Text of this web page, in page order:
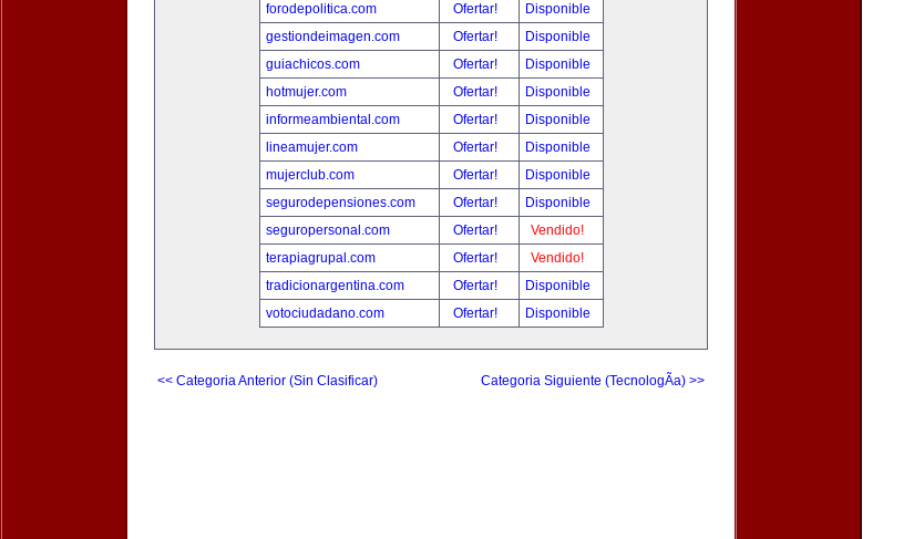
forodepolitica.com
Ofertar!
Disponible
gestiondeimagen.com
Ofertar!
Disponible
guiachicos.com
Ofertar!
Disponible
hotmujer.com
Ofertar!
Disponible
informeambiental.com
Ofertar!
Disponible
lineamujer.com
Ofertar!
Disponible
mujerclub.com
Ofertar!
Disponible
segurodepensiones.com
Ofertar!
Disponible
seguropersonal.com
Ofertar!
Vendido!
terapiagrupal.com
Ofertar!
Vendido!
tradicionargentina.com
Ofertar!
Disponible
votociudadano.com
Ofertar! Disponible
<< Categoria Anterior (Sin Clasificar) Categoria Siguiente (TecnologÃ­a) >>